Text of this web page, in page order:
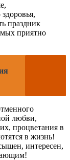
праздник
приятно
любви,
процветания в
в жизнь!
интересен,